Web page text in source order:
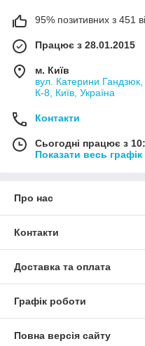
95% позитивних з 451
Працює з 28.01.2015
м. Київ
вул. Катерини
К-8, Київ, Україна
Контакти
Сьогодні працює з
Показати весь
Про нас
Контакти
Доставка та оплата
Графік роботи
Повна версія сайту